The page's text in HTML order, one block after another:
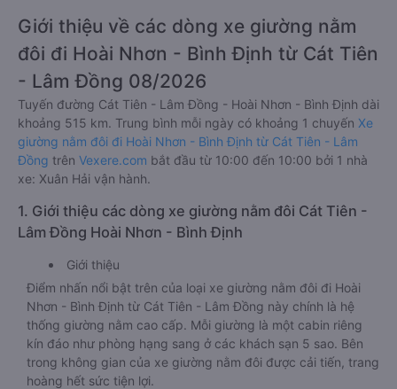
Giới thiệu về các dòng xe giường nằm
đôi đi Hoài Nhơn - Bình Định từ Cát Tiên
- Lâm Đồng 08/2026
Tuyến đường Cát Tiên - Lâm Đồng - Hoài Nhơn - Bình Định dài
khoảng 515 km. Trung bình mỗi ngày có khoảng 1 chuyến Xe
giường nằm đôi đi Hoài Nhơn - Bình Định từ Cát Tiên - Lâm
Đồng trên Vexere.com bắt đầu từ 10:00 đến 10:00 bởi 1 nhà
xe: Xuân Hải vận hành.
1. Giới thiệu các dòng xe giường nằm đôi Cát Tiên -
Lâm Đồng Hoài Nhơn - Bình Định
Giới thiệu
Điểm nhấn nổi bật trên của loại xe giường nằm đôi đi Hoài
Nhơn - Bình Định từ Cát Tiên - Lâm Đồng này chính là hệ
thống giường nằm cao cấp. Mỗi giường là một cabin riêng
kín đáo như phòng hạng sang ở các khách sạn 5 sao. Bên
trong không gian của xe giường nằm đôi được cải tiến, trang
hoàng hết sức tiện lợi.